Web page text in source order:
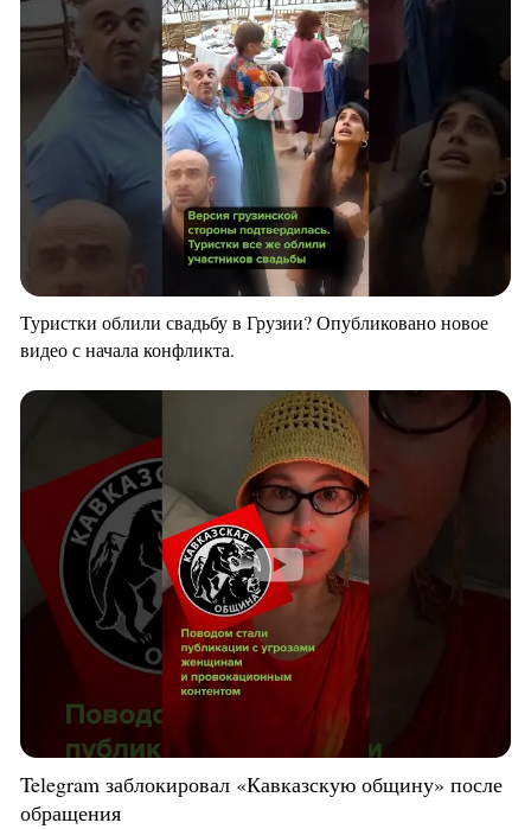
Туристки облили свадьбу в Грузии? Опубликовано новое
видео с начала конфликта.
Telegram заблокировал «Кавказскую общину» после
обращения